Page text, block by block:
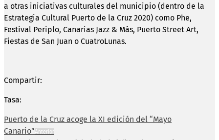
a otras iniciativas culturales del municipio (dentro de la
Estrategia Cultural Puerto de la Cruz 2020) como Phe,
Festival Periplo, Canarias Jazz & Más, Puerto Street Art,
Fiestas de San Juan o CuatroLunas.
Compartir:
Tasa:
Puerto de la Cruz acoge la XI edición del “Mayo
Canario”Anterior